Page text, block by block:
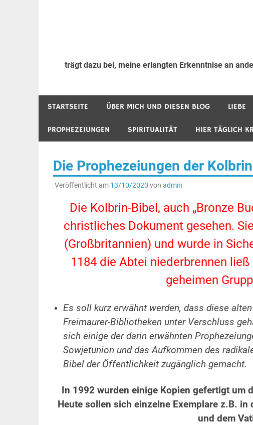
trägt dazu bei, meine erlangten Erkenntnise an
STARTSEITE ÜBER MICH UND DIESEN BLOG LIEBE
PROPHEZEIUNGEN SPIRITUALITÄT HIER TÄGLICH
Die Prophezeiungen der
Veröffentlicht am 13/10/2020 von admin
Die Kolbrin-Bibel, auch „Bronze
christliches Dokument gesehen.
(Großbritannien) und wurde in
1184 die Abtei niederbrennen
geheimen
Es soll kurz erwähnt werden, dass diese
Freimaurer-Bibliotheken unter Verschluss
sich einige der darin erwähnten
Sowjetunion und das Aufkommen des
Bibel der Öffentlichkeit zugänglich gemacht.
In 1992 wurden einige Kopien gefertigt um
Heute sollen sich einzelne Exemplare z.B.
und dem